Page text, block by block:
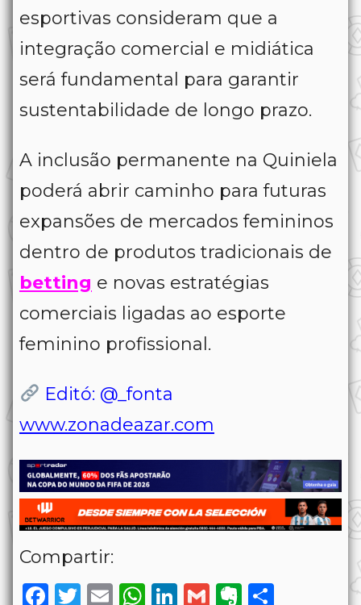
esportivas consideram que a
integração comercial e midiática
será fundamental para garantir
sustentabilidade de longo prazo.
A inclusão permanente na Quiniela
poderá abrir caminho para futuras
expansões de mercados femininos
dentro de produtos tradicionais de
betting e novas estratégias
comerciais ligadas ao esporte
feminino profissional.
Editó: @_fonta
www.zonadeazar.com
Compartir:
Facebook
Twitter
EmailWhatsApp
LinkedIn
GmailEvernote